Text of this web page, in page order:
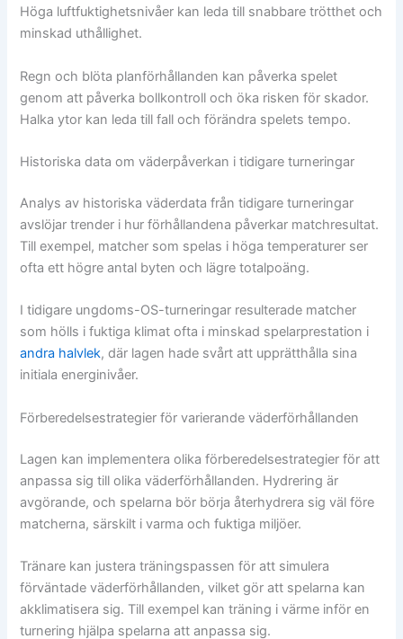
Höga luftfuktighetsnivåer kan leda till snabbare trötthet och
minskad uthållighet.
Regn och blöta planförhållanden kan påverka spelet
genom att påverka bollkontroll och öka risken för skador.
Halka ytor kan leda till fall och förändra spelets tempo.
Historiska data om väderpåverkan i tidigare turneringar
Analys av historiska väderdata från tidigare turneringar
avslöjar trender i hur förhållandena påverkar matchresultat.
Till exempel, matcher som spelas i höga temperaturer ser
ofta ett högre antal byten och lägre totalpoäng.
I tidigare ungdoms-OS-turneringar resulterade matcher
som hölls i fuktiga klimat ofta i minskad spelarprestation i
andra halvlek, där lagen hade svårt att upprätthålla sina
initiala energinivåer.
Förberedelsestrategier för varierande väderförhållanden
Lagen kan implementera olika förberedelsestrategier för att
anpassa sig till olika väderförhållanden. Hydrering är
avgörande, och spelarna bör börja återhydrera sig väl före
matcherna, särskilt i varma och fuktiga miljöer.
Tränare kan justera träningspassen för att simulera
förväntade väderförhållanden, vilket gör att spelarna kan
akklimatisera sig. Till exempel kan träning i värme inför en
turnering hjälpa spelarna att anpassa sig.